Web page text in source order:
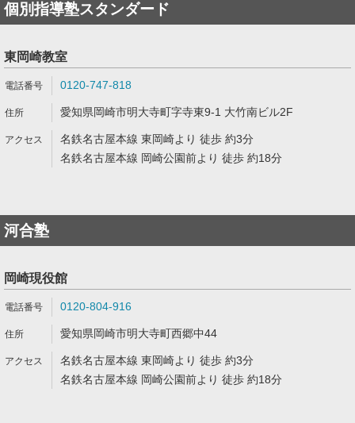
個別指導塾スタンダード
東岡崎教室
0120-747-818
愛知県岡崎市明大寺町字寺東9-1 大竹南ビル2F
名鉄名古屋本線 東岡崎より 徒歩 約3分
名鉄名古屋本線 岡崎公園前より 徒歩 約18分
河合塾
岡崎現役館
0120-804-916
愛知県岡崎市明大寺町西郷中44
名鉄名古屋本線 東岡崎より 徒歩 約3分
名鉄名古屋本線 岡崎公園前より 徒歩 約18分